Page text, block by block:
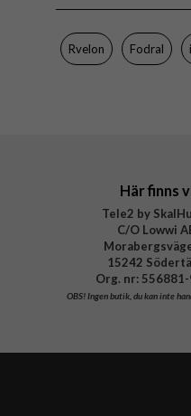
Egenskaper
Färg
Material
Rvelon Fodral
Här finns
Tele2 by
C/O Lowwi
15242
Org. nr:
OBS!Ingen butik, du kan inte